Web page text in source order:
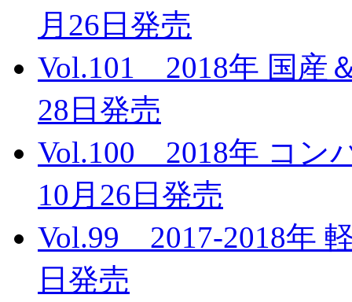
月26日発売
Vol.101 2018年 国産
28日発売
Vol.100 2018年 コン
10月26日発売
Vol.99 2017-2018年
日発売